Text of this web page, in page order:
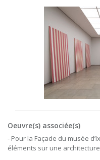
Oeuvre(s) associée(s)
- Pour la Façade du musée
éléments sur une